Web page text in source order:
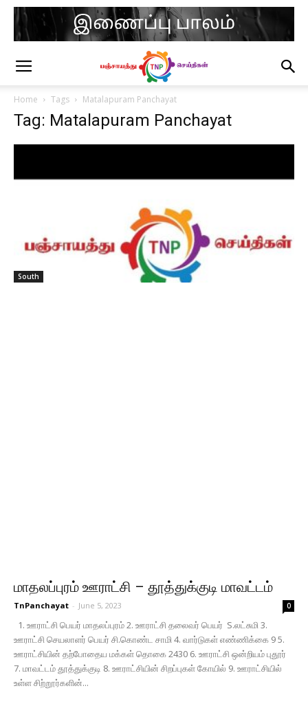
Home Tags Matalapuram Panchayat
Tag: Matalapuram Panchayat
South
மாதலப்புரம் ஊராட்சி – தூத்துக்குடி மாவட்டம்
TnPanchayat - June 5, 2023 0
1. ஊராட்சி பெயர் மாதலப்புரம் 2. ஊராட்சி தலைவர் பெயர் S.லட்சுமி 3.
ஊராட்சி செயலாளர் பெயர் சி.கொண்ட சாமி 4. வார்டுகள் எண்ணிக்கை 9 5.
ஊராட்சியின் தற்போதைய மக்கள் தொகை 2430 6. ஊராட்சி ஒன்றியம் புதூர்
7. மாவட்டம் தூத்துக்குடி 8. ஊராட்சியின் சிறப்புகள் கோயில் 9. ஊராட்சியில்
உள்ள சிற்றூர்களின்...